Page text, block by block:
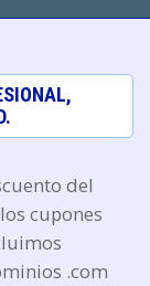
del
cupones
.com